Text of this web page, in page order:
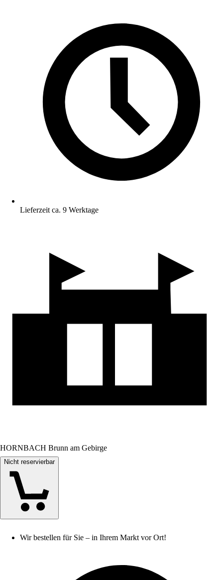
Lieferzeit ca. 9 Werktage
HORNBACH Brunn am Gebirge
Nicht reservierbar
Wir bestellen für Sie – in Ihrem Markt vor Ort!